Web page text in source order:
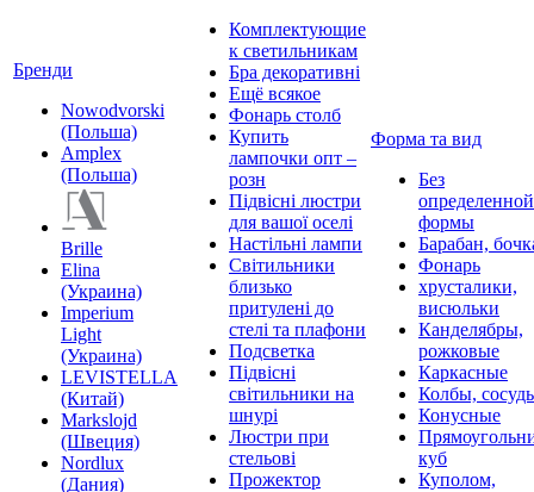
Бренди
Nowodvorski
(Польша)
Amplex
(Польша)
Brille
Elina
(Украина)
Imperium
Light
(Украина)
LEVISTELLA
(Китай)
Markslojd
(Швеция)
Nordlux
(Дания)
Комплектующие
к светильникам
Бра декоративні
Ещё всякое
Фонарь столб
Купить
лампочки опт –
розн
Підвісні люстри
для вашої оселі
Настільні лампи
Світильники
близько
притулені до
стелі та плафони
Подсветка
Підвісні
світильники на
шнурі
Люстри при
стельові
Прожектор
Форма та вид
Без
определенной
формы
Барабан,
Фонарь
хрусталики,
висюльки
Канделябры,
рожковые
Каркасные
Колбы,
Конусные
куб
Куполом,